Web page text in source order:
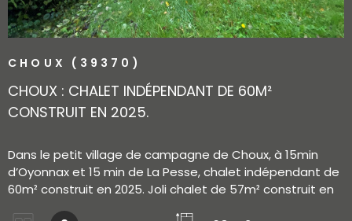
CHOUX (39370)
CHOUX : CHALET INDÉPENDANT DE 60M²
CONSTRUIT EN 2025.
Dans le petit village de campagne de Choux, à 15min
d’Oyonnax et 15 min de La Pesse, chalet indépendant de
60m² construit en 2025. Joli chalet de 57m² construit en